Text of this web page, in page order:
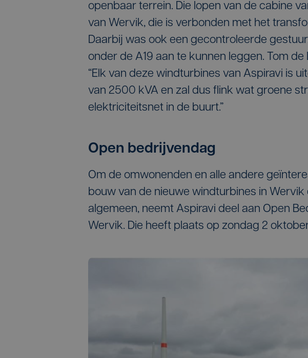
openbaar terrein. Die lopen van de cabine
van Wervik, die is verbonden met het
Daarbij was ook een gecontroleerde
onder de A19 aan te kunnen leggen. Tom
“Elk van deze windturbines van Aspiravi is
van 2500 kVA en zal dus flink wat groene
elektriciteitsnet in de buurt.”
Open bedrijvendag
Om de omwonenden en alle andere
bouw van de nieuwe windturbines in
algemeen, neemt Aspiravi deel aan Open
Wervik. Die heeft plaats op zondag 2